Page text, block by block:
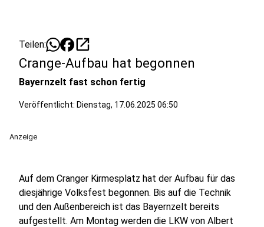
Teilen: open_in_new
Crange-Aufbau hat begonnen
Bayernzelt fast schon fertig
Veröffentlicht: Dienstag, 17.06.2025 06:50
Anzeige
Auf dem Cranger Kirmesplatz hat der Aufbau für das
diesjährige Volksfest begonnen. Bis auf die Technik
und den Außenbereich ist das Bayernzelt bereits
aufgestellt. Am Montag werden die LKW von Albert